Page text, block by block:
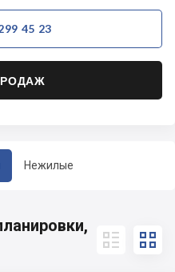
Нежилые
45 23
 